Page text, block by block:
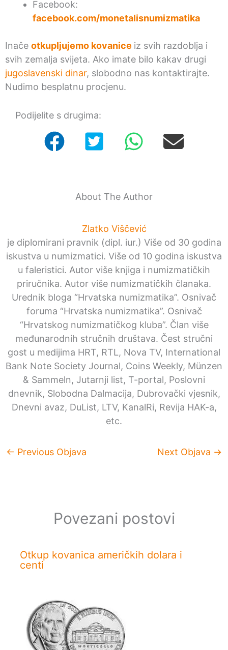
Facebook:
facebook.com/monetalisnumizmatika
Inače otkupljujemo kovanice iz svih razdoblja i
svih zemalja svijeta. Ako imate bilo kakav drugi
jugoslavenski dinar, slobodno nas kontaktirajte.
Nudimo besplatnu procjenu.
Podijelite s drugima:
About The Author
Zlatko Viščević
je diplomirani pravnik (dipl. iur.) Više od 30 godina
iskustva u numizmatici. Više od 10 godina iskustva
u faleristici. Autor više knjiga i numizmatičkih
priručnika. Autor više numizmatičkih članaka.
Urednik bloga “Hrvatska numizmatika”. Osnivač
foruma “Hrvatska numizmatika”. Osnivač
“Hrvatskog numizmatičkog kluba”. Član više
međunarodnih stručnih društava. Čest stručni
gost u medijima HRT, RTL, Nova TV, International
Bank Note Society Journal, Coins Weekly, Münzen
& Sammeln, Jutarnji list, T-portal, Poslovni
dnevnik, Slobodna Dalmacija, Dubrovački vjesnik,
Dnevni avaz, DuList, LTV, KanalRi, Revija HAK-a,
etc.
← Previous Objava Next Objava →
Povezani postovi
Otkup kovanica američkih dolara i
centi